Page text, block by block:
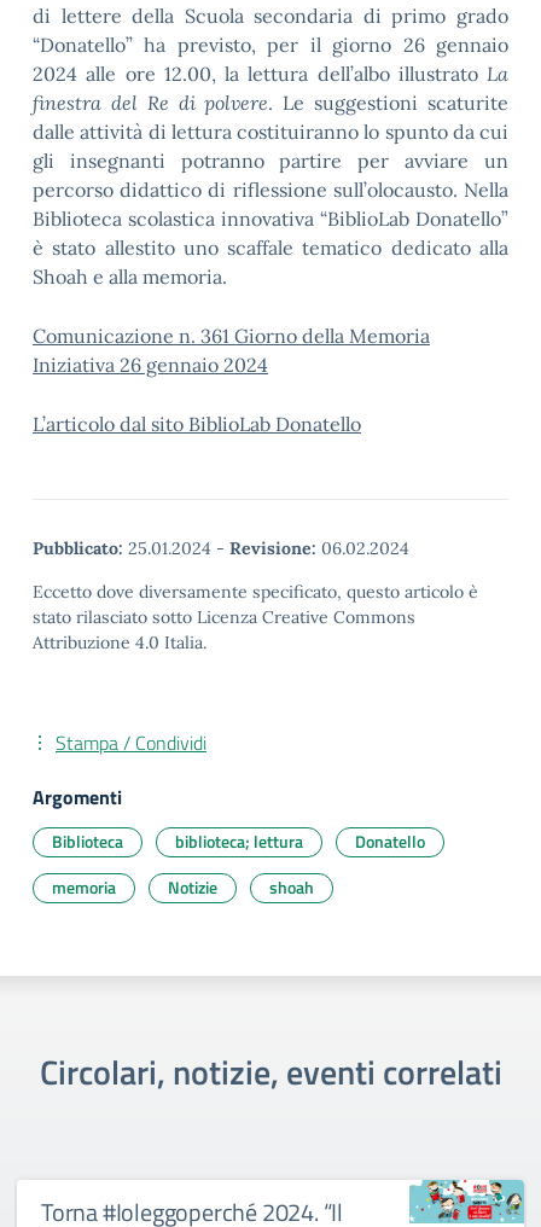
di lettere della Scuola secondaria di primo grado
“Donatello” ha previsto, per il giorno 26 gennaio
2024 alle ore 12.00, la lettura dell’albo illustrato La
finestra del Re di polvere. Le suggestioni scaturite
dalle attività di lettura costituiranno lo spunto da cui
gli insegnanti potranno partire per avviare un
percorso didattico di riflessione sull’olocausto. Nella
Biblioteca scolastica innovativa “BiblioLab Donatello”
è stato allestito uno scaffale tematico dedicato alla
Shoah e alla memoria.
Comunicazione n. 361 Giorno della Memoria
Iniziativa 26 gennaio 2024
L’articolo dal sito BiblioLab Donatello
Pubblicato: 25.01.2024 - Revisione: 06.02.2024
Eccetto dove diversamente specificato, questo articolo è
stato rilasciato sotto Licenza Creative Commons
Attribuzione 4.0 Italia.
Stampa / Condividi
Argomenti
Biblioteca biblioteca; lettura
Donatello
memoria
Notizie shoah
Circolari, notizie, eventi correlati
Torna #Ioleggoperché 2024. “Il